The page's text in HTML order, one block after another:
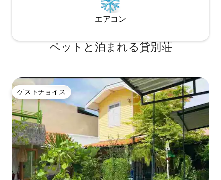
エアコン
ペットと泊まれる貸別荘
ゲストチョイス
ゲストチョイス